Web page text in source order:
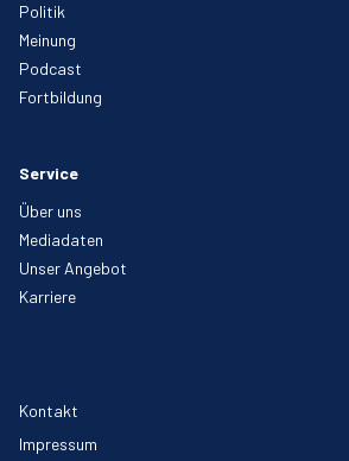
Politik
Meinung
Podcast
Fortbildung
Service
Über uns
Mediadaten
Unser Angebot
Karriere
Kontakt
Impressum